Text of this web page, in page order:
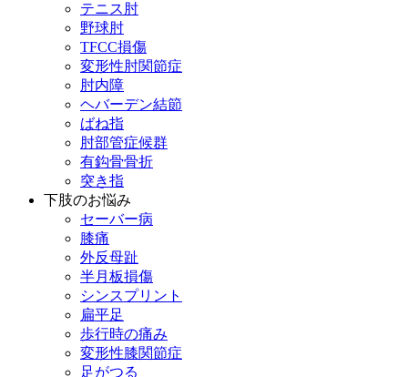
テニス肘
野球肘
TFCC損傷
変形性肘関節症
肘内障
ヘバーデン結節
ばね指
肘部管症候群
有鈎骨骨折
突き指
下肢のお悩み
セーバー病
膝痛
外反母趾
半月板損傷
シンスプリント
扁平足
歩行時の痛み
変形性膝関節症
足がつる